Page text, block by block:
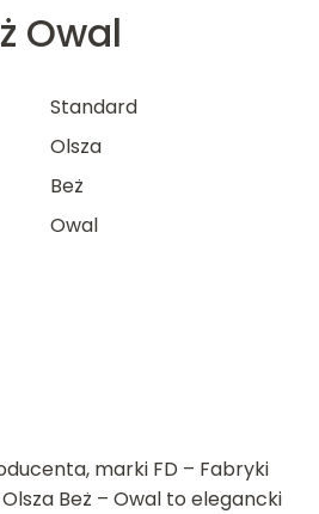
Owal
Standard
Olsza
Beż
Owal
marki FD – Fabryki
Beż – Owal to elegancki